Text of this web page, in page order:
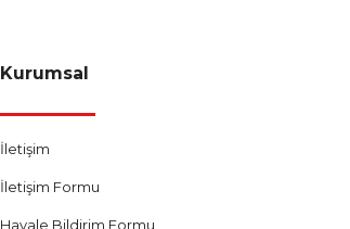
Kurumsal
İletişim
İletişim Formu
Havale Bildirim Formu